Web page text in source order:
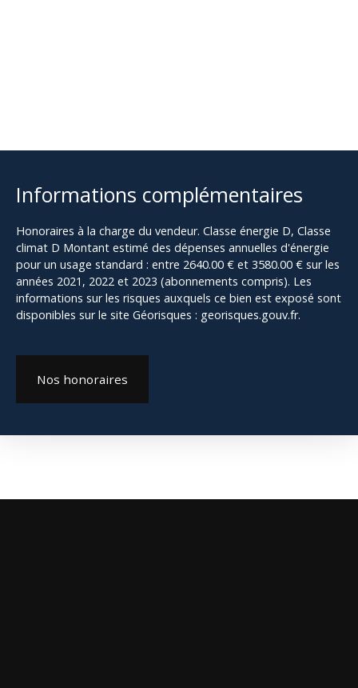
Informations complémentaires
Honoraires à la charge du vendeur. Classe énergie D, Classe
climat D Montant estimé des dépenses annuelles d'énergie
pour un usage standard : entre 2640.00 € et 3580.00 € sur les
années 2021, 2022 et 2023 (abonnements compris). Les
informations sur les risques auxquels ce bien est exposé sont
disponibles sur le site Géorisques : georisques.gouv.fr.
Nos honoraires